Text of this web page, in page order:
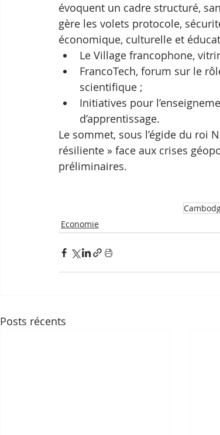
évoquent un cadre structuré,
gère les volets protocole,
économique, culturelle et
Le Village francophone,
FrancoTech, forum sur le
scientifique ;
Initiatives pour
d’apprentissage.
Le sommet, sous l’égide du roi
résiliente » face aux crises
préliminaires.
Economie
Posts récents